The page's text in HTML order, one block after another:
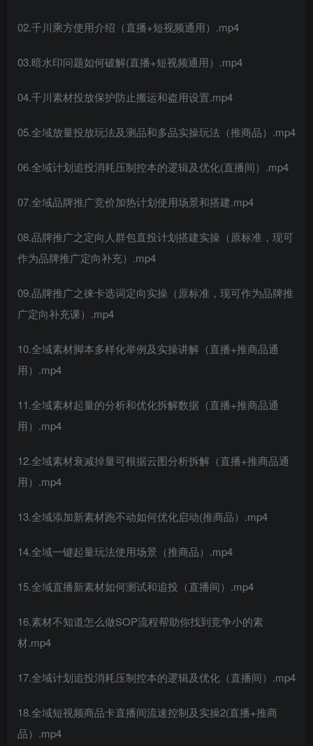
02.千川乘方使用介绍（直播+短视频通用）.mp4
03.暗水印问题如何破解(直播+短视频通用）.mp4
04.千川素材投放保护防止搬运和盗用设置.mp4
05.全域放量投放玩法及测品和多品实操玩法（推商品）.mp4
06.全域计划追投消耗压制控本的逻辑及优化(直播间）.mp4
07.全域品牌推广竞价加热计划使用场景和搭建.mp4
08.品牌推广之定向人群包直投计划搭建实操（原标准，现可
作为品牌推广定向补充）.mp4
09.品牌推广之徕卡选词定向实操（原标准，现可作为品牌推
广定向补充课）.mp4
10.全域素材脚本多样化举例及实操讲解（直播+推商品通
用）.mp4
11.全域素材起量的分析和优化拆解数据（直播+推商品通
用）.mp4
12.全域素材衰减掉量可根据云图分析拆解（直播+推商品通
用）.mp4
13.全域添加新素材跑不动如何优化启动(推商品）.mp4
14.全域一键起量玩法使用场景（推商品）.mp4
15.全域直播新素材如何测试和追投（直播间）.mp4
16.素材不知道怎么做SOP流程帮助你找到竞争小的素
材.mp4
17.全域计划追投消耗压制控本的逻辑及优化（直播间）.mp4
18.全域短视频商品卡直播间流速控制及实操2(直播+推商
品）.mp4